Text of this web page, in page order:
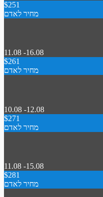
$251
מחיר לאדם
11.08 -16.08
$261
מחיר לאדם
10.08 -12.08
$271
מחיר לאדם
11.08 -15.08
$281
מחיר לאדם